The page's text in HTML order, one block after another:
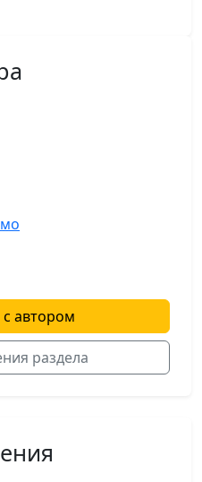
с автором
раздела